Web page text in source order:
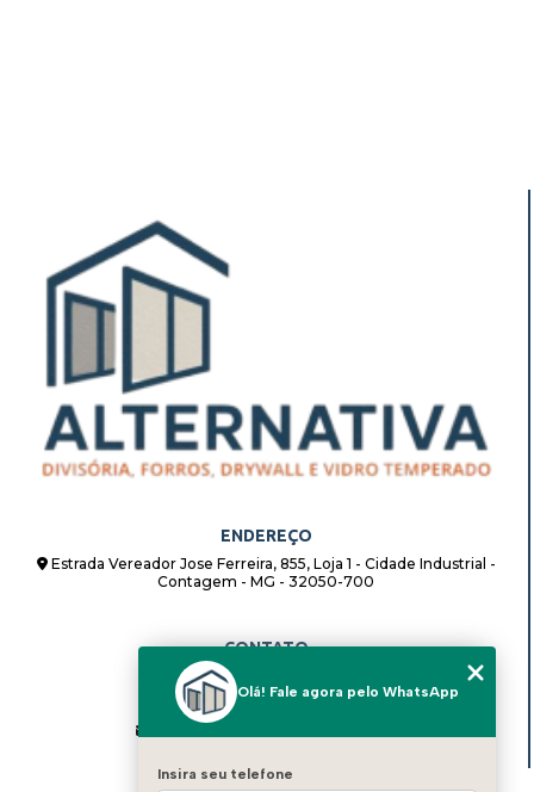
ENDEREÇO
Estrada Vereador Jose Ferreira, 855, Loja 1 - Cidade Industrial -
Contagem - MG - 32050-700
CONTATO
(31) 98862-8408
(31) 98862-8408
Olá! Fale agora pelo WhatsApp
Insira seu telefone